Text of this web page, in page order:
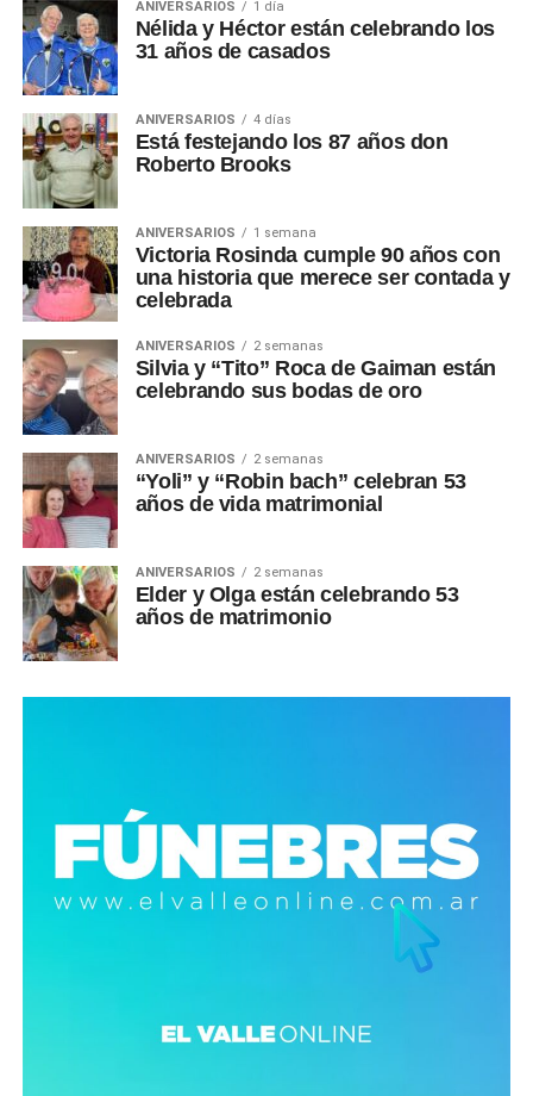
ANIVERSARIOS 1 día
Nélida y Héctor están celebrando los
31 años de casados
ANIVERSARIOS 4 días
Está festejando los 87 años don
Roberto Brooks
ANIVERSARIOS 1 semana
Victoria Rosinda cumple 90 años con
una historia que merece ser contada y
celebrada
ANIVERSARIOS 2 semanas
Silvia y “Tito” Roca de Gaiman están
celebrando sus bodas de oro
ANIVERSARIOS 2 semanas
“Yoli” y “Robin bach” celebran 53
años de vida matrimonial
ANIVERSARIOS 2 semanas
Elder y Olga están celebrando 53
años de matrimonio